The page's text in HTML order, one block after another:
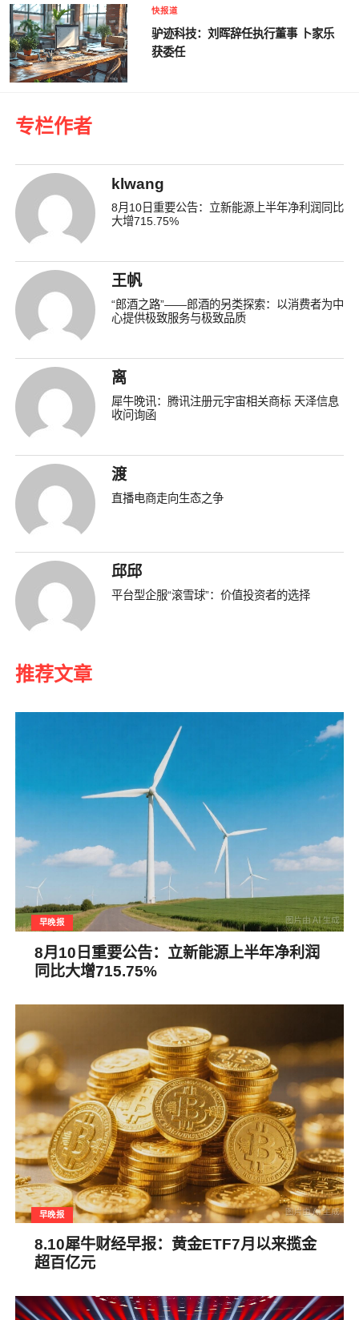
快报道
驴迹科技：刘晖辞任执行董事 卜家乐
获委任
专栏作者
klwang
8月10日重要公告：立新能源上半年净利润同比
大增715.75%
王帆
“郎酒之路”——郎酒的另类探索：以消费者为中
心提供极致服务与极致品质
离
犀牛晚讯：腾讯注册元宇宙相关商标 天泽信息
收问询函
渡
直播电商走向生态之争
邱邱
平台型企服“滚雪球”：价值投资者的选择
推荐文章
早晚报
8月10日重要公告：立新能源上半年净利润
同比大增715.75%
早晚报
8.10犀牛财经早报：黄金ETF7月以来揽金
超百亿元